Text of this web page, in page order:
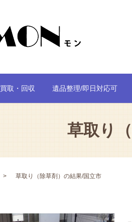
買取・回収 遺品整理/即日対応可
草取り
草取り（除草剤）の結果/国立市